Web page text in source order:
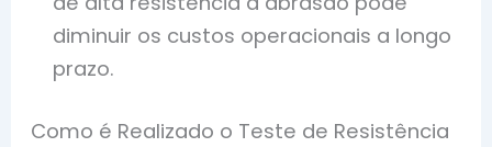
diminuir os custos operacionais a longo
prazo.
Como é Realizado o Teste de Resistência